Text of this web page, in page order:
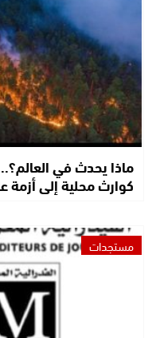
ماذا يحدث في
كوارث محلية إلى أزمة
مستجدات